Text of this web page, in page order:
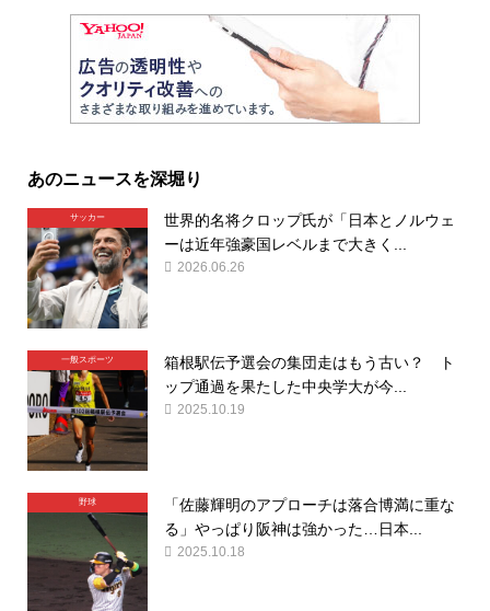
あのニュースを深堀り
サッカー
世界的名将クロップ氏が「日本とノルウェ
ーは近年強豪国レベルまで大きく...
2026.06.26
一般スポーツ
箱根駅伝予選会の集団走はもう古い？ ト
ップ通過を果たした中央学大が今...
2025.10.19
野球
「佐藤輝明のアプローチは落合博満に重な
る」やっぱり阪神は強かった…日本...
2025.10.18